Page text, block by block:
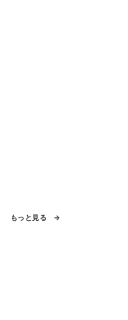
もっと見る